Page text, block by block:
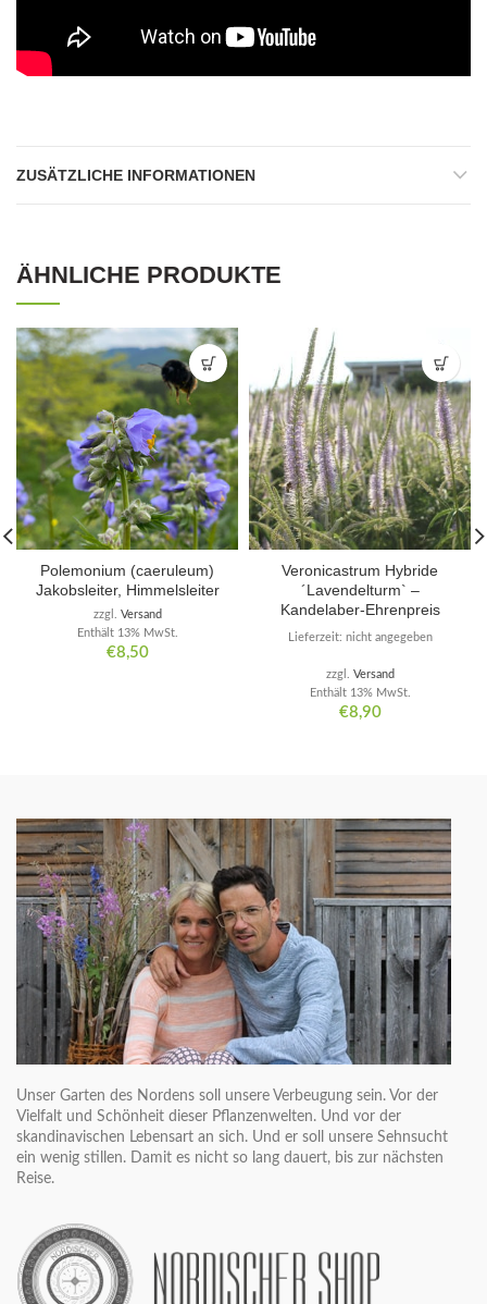
ZUSÄTZLICHE INFORMATIONEN
ÄHNLICHE PRODUKTE
Polemonium (caeruleum)
Jakobsleiter, Himmelsleiter
€8,50
Enthält 13% MwSt.
zzgl. Versand
Veronicastrum Hybride
´Lavendelturm` –
Kandelaber-Ehrenpreis
€8,90
Enthält 13% MwSt.
zzgl. Versand
Lieferzeit: nicht angegeben
Unser Garten des Nordens soll unsere Verbeugung sein. Vor der
Vielfalt und Schönheit dieser Pflanzenwelten. Und vor der
skandinavischen Lebensart an sich. Und er soll unsere Sehnsucht
ein wenig stillen. Damit es nicht so lang dauert, bis zur nächsten
Reise.